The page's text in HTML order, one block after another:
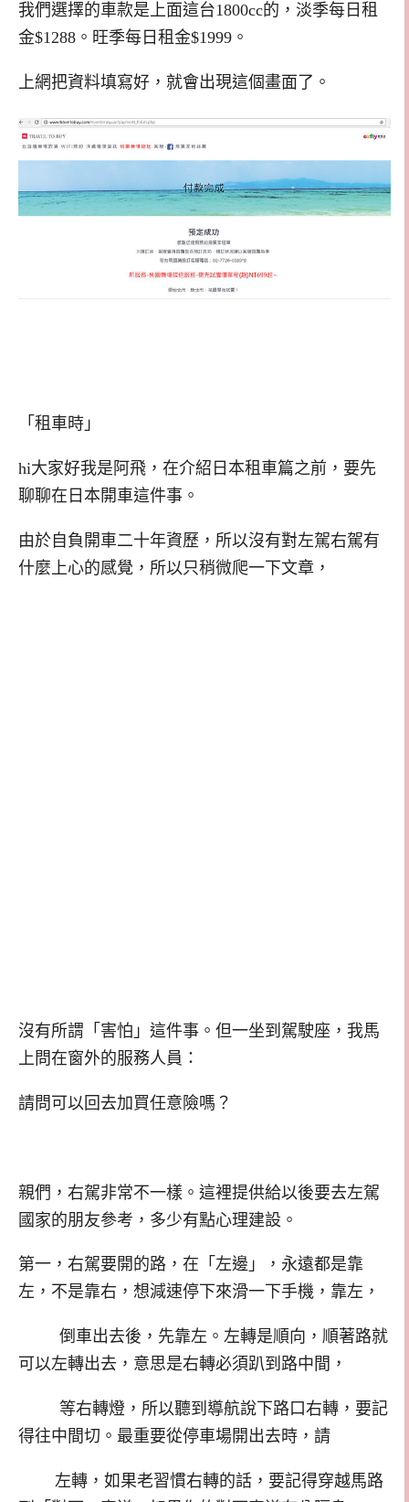
我們選擇的車款是上面這台1800cc的，淡季每日租
金$1288。旺季每日租金$1999。
上網把資料填寫好，就會出現這個畫面了。
「租車時」
hi大家好我是阿飛，在介紹日本租車篇之前，要先
聊聊在日本開車這件事。
由於自負開車二十年資歷，所以沒有對左駕右駕有
什麼上心的感覺，所以只稍微爬一下文章，
沒有所謂「害怕」這件事。但一坐到駕駛座，我馬
上問在窗外的服務人員：
請問可以回去加買任意險嗎？
親們，右駕非常不一樣。這裡提供給以後要去左駕
國家的朋友參考，多少有點心理建設。
第一，右駕要開的路，在「左邊」，永遠都是靠
左，不是靠右，想減速停下來滑一下手機，靠左，
倒車出去後，先靠左。左轉是順向，順著路就
可以左轉出去，意思是右轉必須趴到路中間，
等右轉燈，所以聽到導航說下路口右轉，要記
得往中間切。最重要從停車場開出去時，請
左轉，如果老習慣右轉的話，要記得穿越馬路